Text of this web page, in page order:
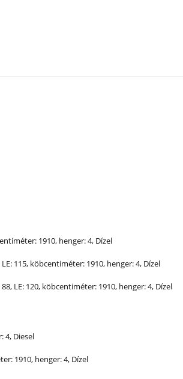
1910, henger: 4, Dízel
LE: 115, köbcentiméter: 1910, henger: 4, Dízel
LE: 120, köbcentiméter: 1910, henger: 4, Dízel
4, Diesel
1910, henger: 4, Dízel